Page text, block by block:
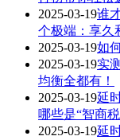
2025-03-19谁
个极端：享久
2025-03-19如
2025-03-19实
均衡全都有！
2025-03-19延
哪些是“智商税
2025-03-19延